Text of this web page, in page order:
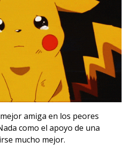
amiga en los peores
como el apoyo de una
mucho mejor.